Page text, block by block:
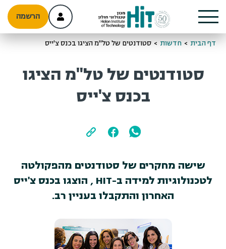
הרשמה
דף הבית > חדשות > סטודנטים של טל"מ הציגו בכנס צ'ייס
סטודנטים של טל"מ הציגו
בכנס צ'ייס
שישה מחקרים של סטודנטים מהפקולטה
לטכנולוגיות למידה ב-HIT , הוצגו בכנס צ'ייס
האחרון והתקבלו בעניין רב.